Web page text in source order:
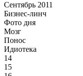
Сентябрь 2011
Бизнес-линч
Фото дня
Мозг
Понос
Идиотека
14
15